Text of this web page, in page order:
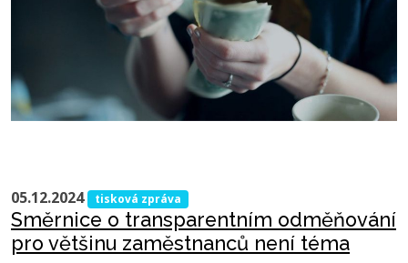
05.12.2024 tisková zpráva
Směrnice o transparentním odměňování
pro většinu zaměstnanců není téma